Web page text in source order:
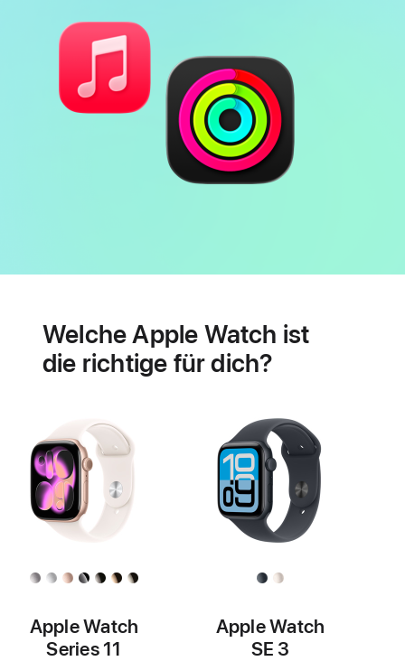
Herzgesundheit
Welche Apple Watch ist
die richtige für dich?
Apple Watch
Series 11
Apple Watch
SE 3